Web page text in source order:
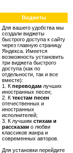
Виджеты
Для вашего удобства мы
создали виджеты
быстрого доступа к сайту
через главную страницу
Яндекса. Имеется
возможность установить
три виджета быстрого
доступа (как по
отдельности, так и все
вместе):
1. К переводам лучших
иностранных песен;
2. К текстам песен
отечественных и
иностранных
исполнителей;
3. К лучшим стихам и
рассказам о любви
классиков жанра и
современных авторов.
Для установки перейдите